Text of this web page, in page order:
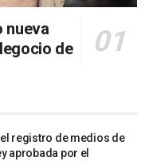
nueva
de
registro de medios de
aprobada por el